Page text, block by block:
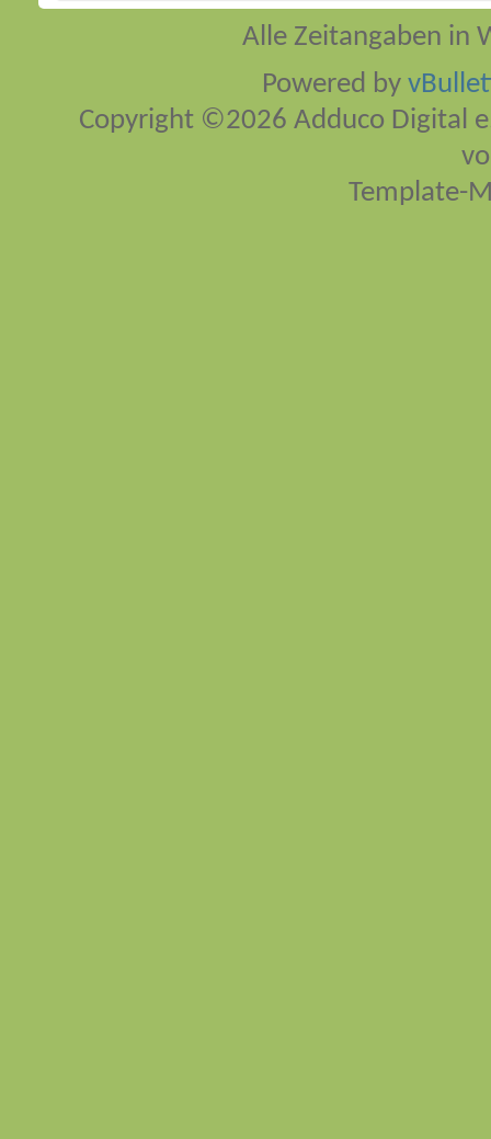
Alle Zeitangaben in
Powered by
Copyright ©2026 Adduco Digital
Template-